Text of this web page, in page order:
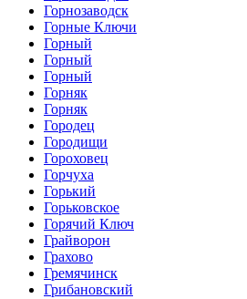
Горнозаводск
Горные Ключи
Горный
Горный
Горный
Горняк
Горняк
Городец
Городищи
Гороховец
Горчуха
Горький
Горьковское
Горячий Ключ
Грайворон
Грахово
Гремячинск
Грибановский